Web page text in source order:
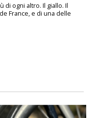
di ogni altro. Il giallo. Il
France, e di una delle